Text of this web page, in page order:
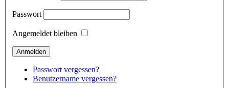
Passwort
Angemeldet bleiben
Passwort vergessen?
Benutzername vergessen?